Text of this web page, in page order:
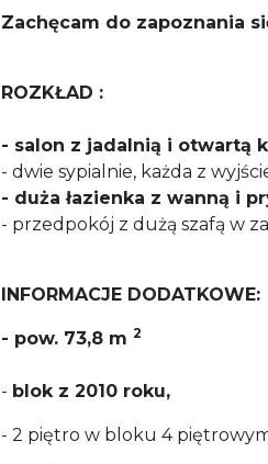
Zachęcam do zapoznania
ROZKŁAD :
- salon z jadalnią i otwartą
- dwie sypialnie, każda z
- duża łazienka z wanną i
- przedpokój z dużą szafą w
INFORMACJE DODATKOWE:
- pow. 73,8 m 2
- blok z 2010 roku,
- 2 piętro w bloku 4